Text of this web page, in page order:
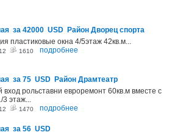
за 42000 USD Район Дворец спорта
пластиковые окна 4/5этаж 42кв.м...
1610 подробнее
за 75 USD Район Драмтеатр
вход рольставни евроремонт 60кв.м вместе с
этаж...
1470 подробнее
за 56 USD